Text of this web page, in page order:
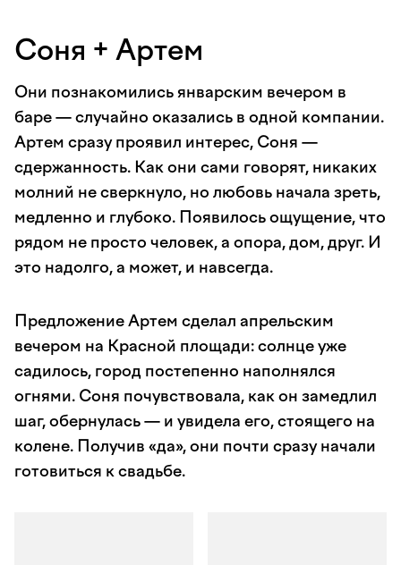
Соня + Артем
Они познакомились январским вечером в
баре — случайно оказались в одной компании.
Артем сразу проявил интерес, Соня —
сдержанность. Как они сами говорят, никаких
молний не сверкнуло, но любовь начала зреть,
медленно и глубоко. Появилось ощущение, что
рядом не просто человек, а опора, дом, друг. И
это надолго, а может, и навсегда.
Предложение Артем сделал апрельским
вечером на Красной площади: солнце уже
садилось, город постепенно наполнялся
огнями. Соня почувствовала, как он замедлил
шаг, обернулась — и увидела его, стоящего на
колене. Получив «да», они почти сразу начали
готовиться к свадьбе.